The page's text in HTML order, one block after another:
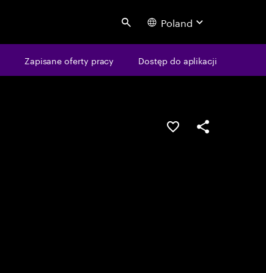
Search Poland
Zapisane oferty pracy Dostęp do aplikacji
GuardarPartilhar